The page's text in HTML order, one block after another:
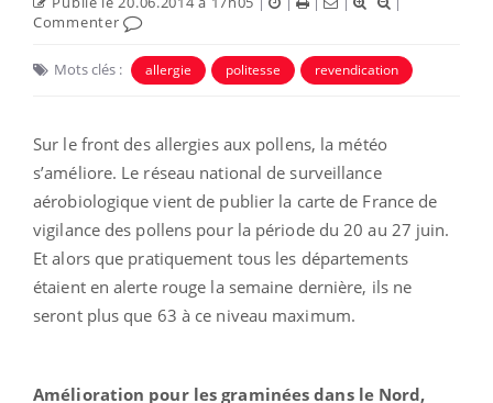
Commenter
Mots clés : allergie politesse revendication
Sur le front des allergies aux pollens, la météo
s’améliore. Le réseau national de surveillance
aérobiologique vient de publier la carte de France de
vigilance des pollens pour la période du 20 au 27 juin.
Et alors que pratiquement tous les départements
étaient en alerte rouge la semaine dernière, ils ne
seront plus que 63 à ce niveau maximum.
Amélioration pour les graminées dans le Nord,